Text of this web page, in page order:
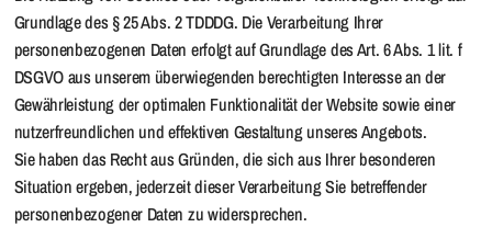
Grundlage des § 25 Abs. 2 TDDDG. Die Verarbeitung Ihrer
personenbezogenen Daten erfolgt auf Grundlage des Art. 6 Abs. 1 lit. f
DSGVO aus unserem überwiegenden berechtigten Interesse an der
Gewährleistung der optimalen Funktionalität der Website sowie einer
nutzerfreundlichen und effektiven Gestaltung unseres Angebots.
Sie haben das Recht aus Gründen, die sich aus Ihrer besonderen
Situation ergeben, jederzeit dieser Verarbeitung Sie betreffender
personenbezogener Daten zu widersprechen.